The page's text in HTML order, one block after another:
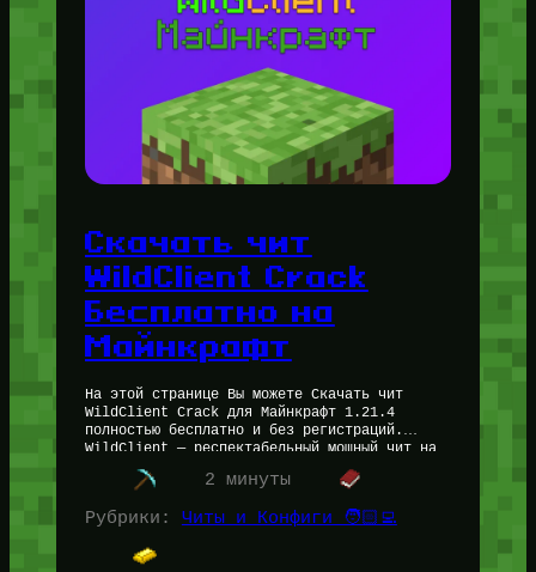
Скачать чит
WildClient Crack
Бесплатно на
Майнкрафт
На этой странице Вы можете Скачать чит
WildClient Crack для Майнкрафт 1.21.4
полностью бесплатно и без регистраций.
WildClient — респектабельный мощный чит на
Майнкрафт, добавляющий в игру множество
новых функций,…2 минуты
Рубрики: Читы и Конфиги 🧑🏻‍💻